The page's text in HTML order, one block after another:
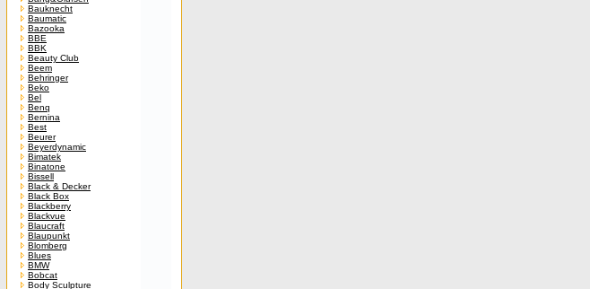
Bauknecht
Baumatic
Bazooka
BBE
BBK
Beauty Club
Beem
Behringer
Beko
Bel
Benq
Bernina
Best
Beurer
Beyerdynamic
Bimatek
Binatone
Bissell
Black & Decker
Black Box
Blackberry
Blackvue
Blaucraft
Blaupunkt
Blomberg
Blues
BMW
Bobcat
Body Sculpture